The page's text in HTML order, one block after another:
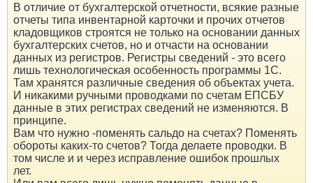
В отличие от бухгалтерской отчетности, всякие разные
отчеты типа инвентарной карточки и прочих отчетов
кладовщиков строятся не только на основании данных
бухгалтерских счетов, но и отчасти на основании
данных из регистров. Регистры сведений - это всего
лишь технологическая особенность программы 1С.
Там хранятся различные сведения об объектах учета.
И никакими ручными проводками по счетам ЕПСБУ
данные в этих регистрах сведений не изменяются. В
принципе.
Вам что нужно -поменять сальдо на счетах? Поменять
обороты каких-то счетов? Тогда делаете проводки. В
том числе и и через исправление ошибок прошлых
лет.